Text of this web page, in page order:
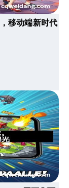
移动端新时代